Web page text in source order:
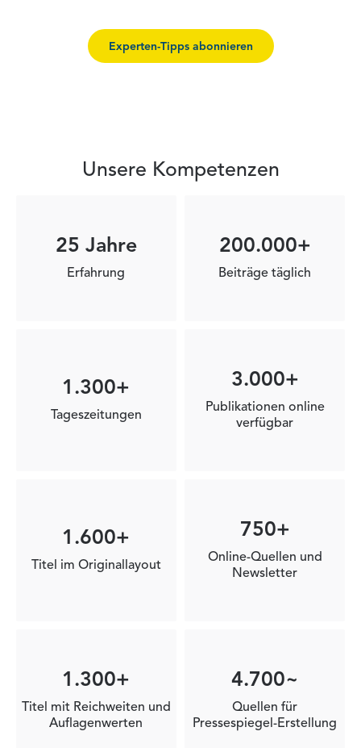
Experten-Tipps abonnieren
Unsere Kompetenzen
25 Jahre
Erfahrung
200.000+
Beiträge täglich
1.300+
Tageszeitungen
3.000+
Publikationen online
verfügbar
1.600+
Titel im Originallayout
750+
Online-Quellen und
Newsletter
1.300+
Titel mit Reichweiten und
Auflagenwerten
4.700~
Quellen für
Pressespiegel-Erstellung